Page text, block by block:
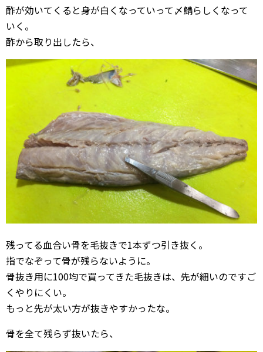
酢が効いてくると身が白くなっていって〆鯖らしくなって
いく。
酢から取り出したら、
残ってる血合い骨を毛抜きで1本ずつ引き抜く。
指でなぞって骨が残らないように。
骨抜き用に100均で買ってきた毛抜きは、先が細いのですご
くやりにくい。
もっと先が太い方が抜きやすかったな。
骨を全て残らず抜いたら、